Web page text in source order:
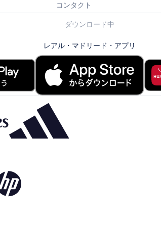
コンタクト
ダウンロード中
レアル・マドリード・アプリ